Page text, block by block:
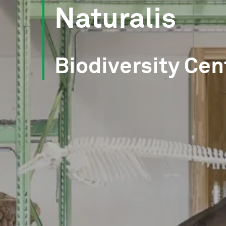
Naturalis
Biodiversity